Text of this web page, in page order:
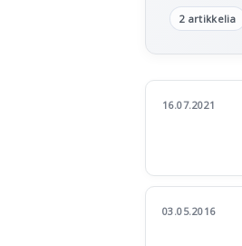
2 artikkelia
16.07.2021
03.05.2016